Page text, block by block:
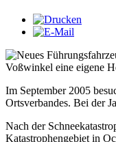
Voßwinkel eine eigene
Im September 2005
Ortsverbandes. Bei der
Nach der
Katastrophengebiet in